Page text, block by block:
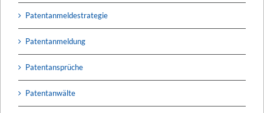
Patentanmeldestrategie
Patentanmeldung
Patentansprüche
Patentanwälte